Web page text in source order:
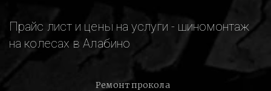
Прайс лист и цены на услуги - шиномонтаж
на колесах в Алабино
Ремонт прокола